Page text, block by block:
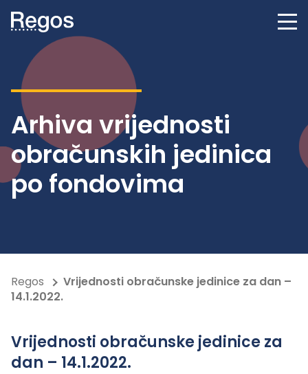
Arhiva vrijednosti
obračunskih jedinica
po fondovima
Regos
Vrijednosti obračunske jedinice za dan –
14.1.2022.
Vrijednosti obračunske jedinice za
dan – 14.1.2022.